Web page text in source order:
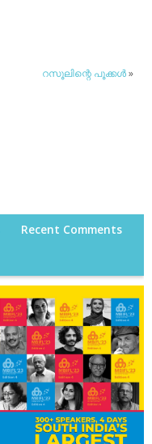
റസൂലിന്റെ പൂക്കള്‍»
Recent Comments